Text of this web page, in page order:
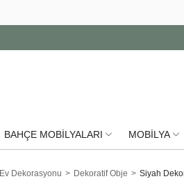
BAHÇE MOBİLYALARI MOBİLYA
Ev Dekorasyonu Dekoratif Obje Siyah